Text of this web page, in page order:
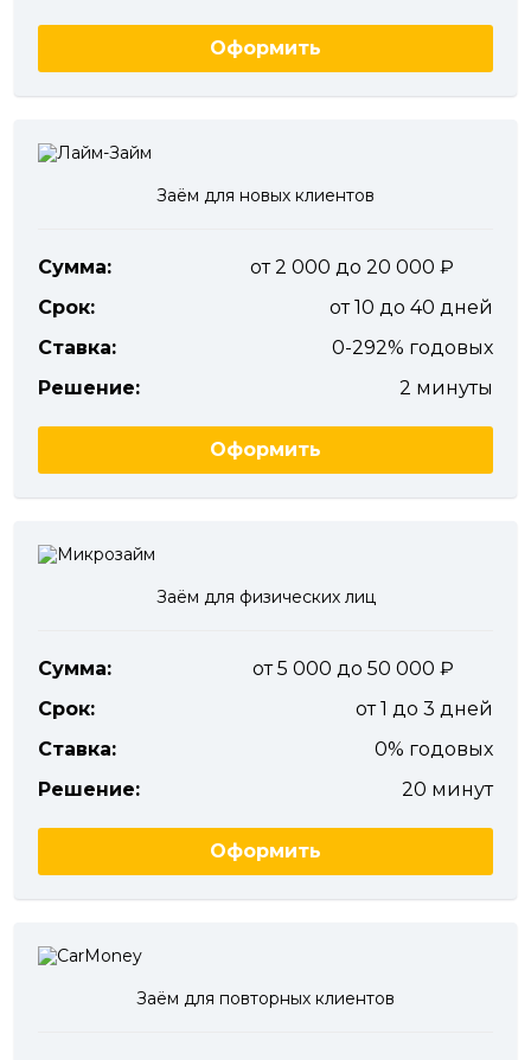
Оформить
Заём для новых клиентов
Сумма:
от 2 000 до 20 000
Срок:
от 10 до 40 дней
Ставка:
0-292% годовых
Решение:
2 минуты
Оформить
Заём для физических лиц
Сумма:
от 5 000 до 50 000
Срок:
от 1 до 3 дней
Ставка:
0% годовых
Решение:
20 минут
Оформить
Заём для повторных клиентов